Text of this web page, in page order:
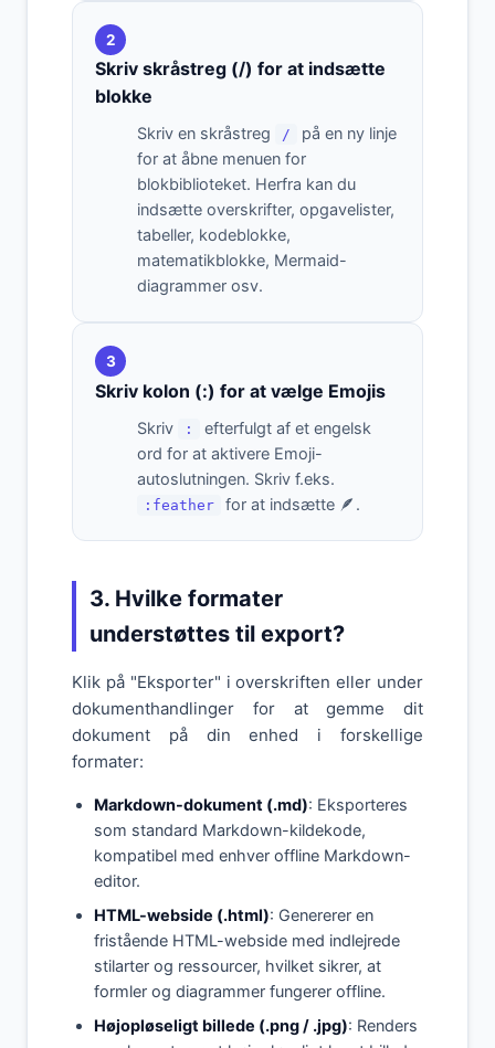
2
Skriv skråstreg (/) for at indsætte
blokke
Skriv en skråstreg /
på en ny linje
for at åbne menuen for
blokbiblioteket. Herfra kan du
indsætte overskrifter, opgavelister,
tabeller, kodeblokke,
matematikblokke, Mermaid-
diagrammer osv.
3
Skriv kolon (:) for at vælge Emojis
Skriv :
efterfulgt af et engelsk
ord for at aktivere Emoji-
autoslutningen. Skriv f.eks.
:feather for at indsætte 🪶.
3. Hvilke formater
understøttes til export?
Klik på "Eksporter" i overskriften eller under
dokumenthandlinger for at gemme dit
dokument på din enhed i forskellige
formater:
Markdown-dokument (.md): Eksporteres
som standard Markdown-kildekode,
kompatibel med enhver offline Markdown-
editor.
HTML-webside (.html): Genererer en
fristående HTML-webside med indlejrede
stilarter og ressourcer, hvilket sikrer, at
formler og diagrammer fungerer offline.
Højopløseligt billede (.png / .jpg): Renders